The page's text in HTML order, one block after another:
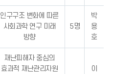
인구구조 변화에 따른
사회과학 연구 미래
방향
5명
박
용
호
재난피해자 중심의
효과적 재난관리자원
이